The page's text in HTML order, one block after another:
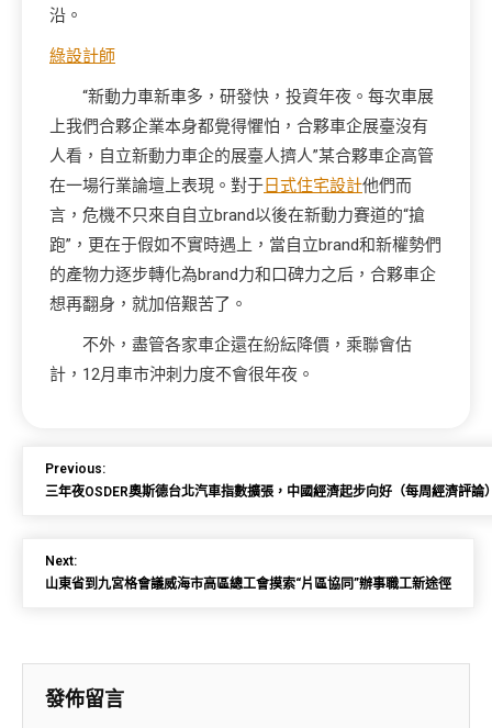
沿。
綠設計師
“新動力車新車多，研發快，投資年夜。每次車展
上我們合夥企業本身都覺得懼怕，合夥車企展臺沒有
人看，自立新動力車企的展臺人擠人”某合夥車企高管
在一場行業論壇上表現。對于日式住宅設計他們而
言，危機不只來自自立brand以後在新動力賽道的“搶
跑”，更在于假如不實時遇上，當自立brand和新權勢們
的產物力逐步轉化為brand力和口碑力之后，合夥車企
想再翻身，就加倍艱苦了。
不外，盡管各家車企還在紛紜降價，乘聯會估
計，12月車市沖刺力度不會很年夜。
Previous:
三年夜OSDER奧斯德台北汽車指數擴張，中國經濟起步向好（每周經濟評論
Next:
山東省到九宮格會議威海市高區總工會摸索“片區協同”辦事職工新途徑
發佈留言